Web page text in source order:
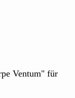
Ventum" für